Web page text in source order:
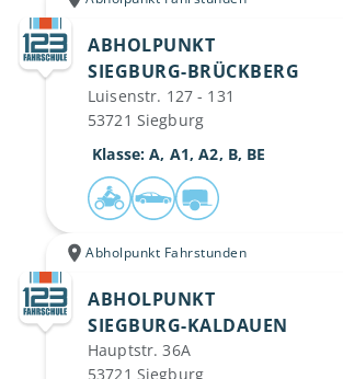
ABHOLPUNKT
SIEGBURG-BRÜCKBERG
Luisenstr. 127 - 131
53721 Siegburg
Klasse: A, A1, A2, B, BE
Abholpunkt Fahrstunden
ABHOLPUNKT
SIEGBURG-KALDAUEN
Hauptstr. 36A
53721 Siegburg